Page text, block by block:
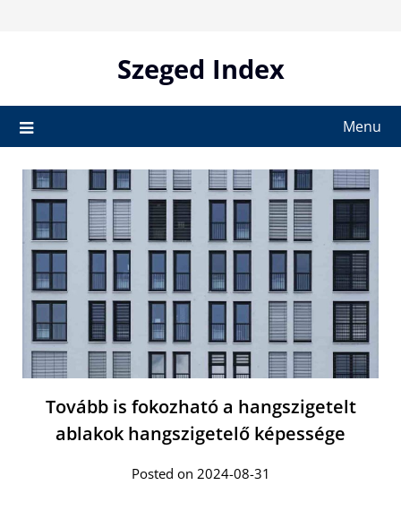
Szeged Index
Menu
Tovább is fokozható a hangszigetelt
ablakok hangszigetelő képessége
Posted on 2024-08-31